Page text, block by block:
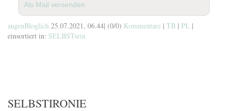
Als Mail versenden
augenBloglich 25.07.2021, 06.44| (0/0) Kommentare | TB | PL |
einsortiert in: SELBSTsein
SELBSTIRONIE